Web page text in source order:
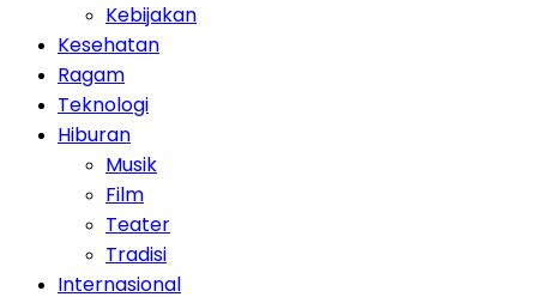
Kebijakan
Kesehatan
Ragam
Teknologi
Hiburan
Musik
Film
Teater
Tradisi
Internasional